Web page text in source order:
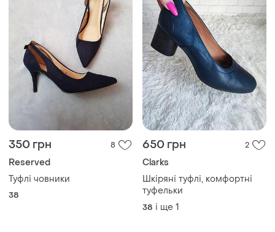
350 грн 8
Reserved
Туфлі човники
38
650 грн 2
Clarks
Шкіряні туфлі, комфортні
туфельки
38 і ще 1